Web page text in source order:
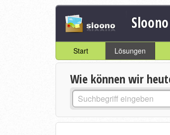
Sloono
Start Lösungen
Wie können wir